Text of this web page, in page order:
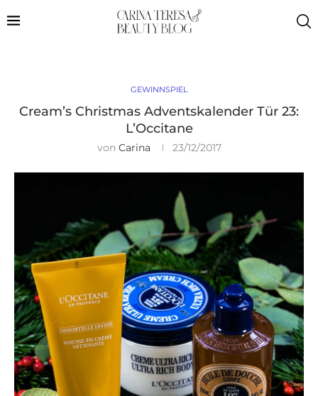
GEWINNSPIEL
Cream’s Christmas Adventskalender Tür 23:
L’Occitane
von Carina 23/12/2017